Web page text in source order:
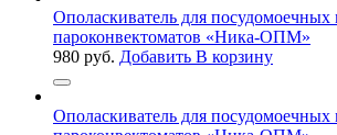
Ополаскиватель для
пароконвектоматов «Ника-ОПМ»
980 руб. Добавить В корзину
Ополаскиватель для